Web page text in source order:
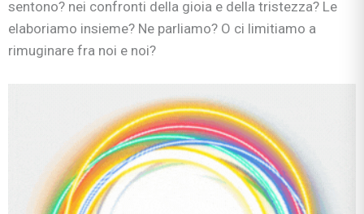
sentono? nei confronti della gioia e della tristezza? Le
elaboriamo insieme? Ne parliamo? O ci limitiamo a
rimuginare fra noi e noi?